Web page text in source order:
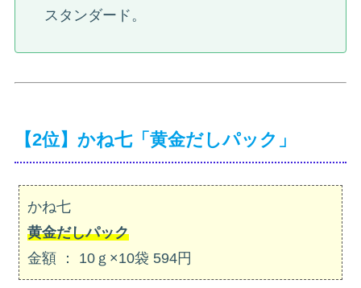
スタンダード。
【2位】かね七「黄金だしパック」
かね七
黄金だしパック
金額 ： 10ｇ×10袋 594円